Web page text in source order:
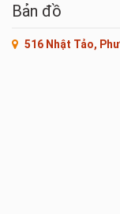
Bản đồ
516 Nhật Tảo,